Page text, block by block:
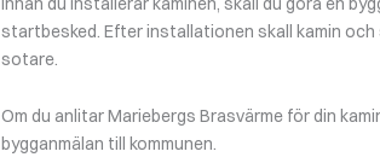
startbesked. Efter installationen skall kamin
sotare.
Om du anlitar Mariebergs Brasvärme för din
bygganmälan till kommunen.